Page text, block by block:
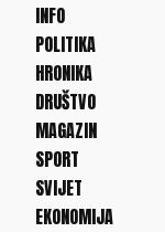
INFO
POLITIKA
HRONIKA
DRUŠTVO
MAGAZIN
SPORT
SVIJET
EKONOMIJA